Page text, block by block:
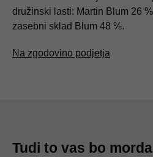
družinski lasti: Martin Blum 26
zasebni sklad Blum 48 %.
Na zgodovino podjetja
Tudi to vas bo